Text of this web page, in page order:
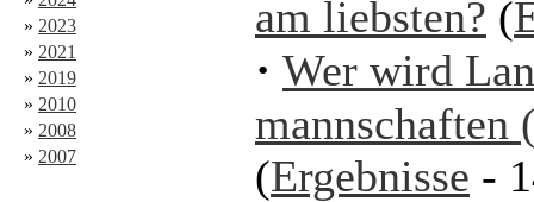
» 2023
» 2021
» 2019
» 2010
» 2008
» 2007
am liebsten? (
· Wer wird
mannschaften
(Ergebnisse -